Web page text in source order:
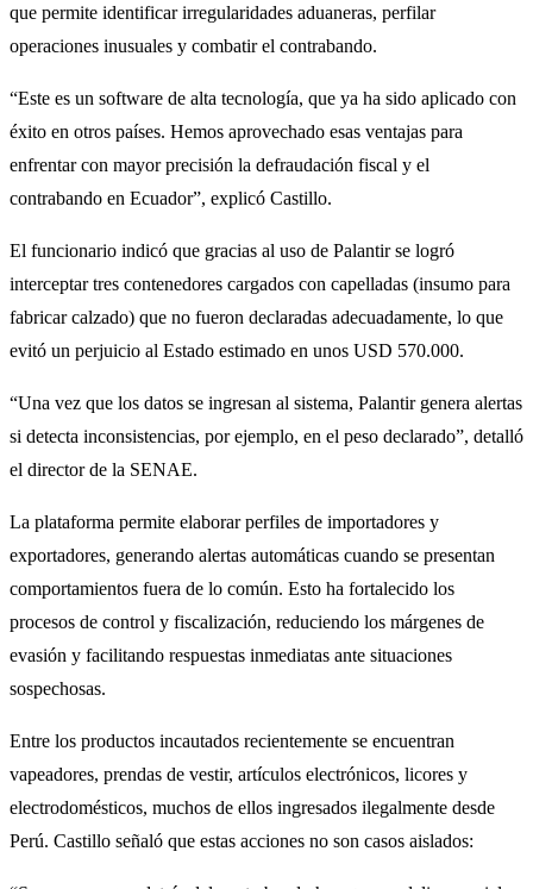
que permite identificar irregularidades aduaneras, perfilar
operaciones inusuales y combatir el contrabando.
“Este es un software de alta tecnología, que ya ha sido aplicado con
éxito en otros países. Hemos aprovechado esas ventajas para
enfrentar con mayor precisión la defraudación fiscal y el
contrabando en Ecuador”, explicó Castillo.
El funcionario indicó que gracias al uso de Palantir se logró
interceptar tres contenedores cargados con capelladas (insumo para
fabricar calzado) que no fueron declaradas adecuadamente, lo que
evitó un perjuicio al Estado estimado en unos USD 570.000.
“Una vez que los datos se ingresan al sistema, Palantir genera alertas
si detecta inconsistencias, por ejemplo, en el peso declarado”, detalló
el director de la SENAE.
La plataforma permite elaborar perfiles de importadores y
exportadores, generando alertas automáticas cuando se presentan
comportamientos fuera de lo común. Esto ha fortalecido los
procesos de control y fiscalización, reduciendo los márgenes de
evasión y facilitando respuestas inmediatas ante situaciones
sospechosas.
Entre los productos incautados recientemente se encuentran
vapeadores, prendas de vestir, artículos electrónicos, licores y
electrodomésticos, muchos de ellos ingresados ilegalmente desde
Perú. Castillo señaló que estas acciones no son casos aislados: